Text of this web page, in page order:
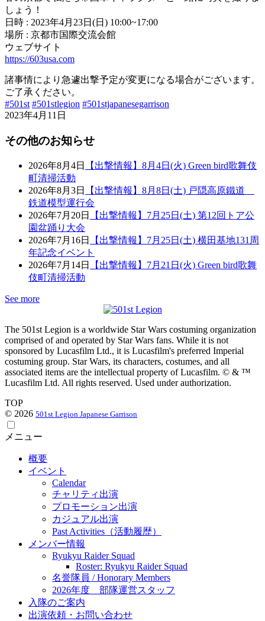
しょう！
日時 : 2023年4月23日(日) 10:00~17:00
場所 : 京都市国際交流会館
ウェブサイト
https://603usa.com
諸事情により急遽出撃予定が変更になる場合がございます。
ご了承ください。
#501st #501stlegion #501stjapanesegarrison
2023年4月11日
その他のお知らせ
2026年8月4日
【出撃情報】8月4日(火) Green bird歌舞伎
町清掃活動
2026年8月3日
【出撃情報】8月8日(土) 戸隠高原鐵道
鉄道模型運行会
2026年7月20日
【出撃情報】7月25日(土) 第12回トア公
園盆踊り大会
2026年7月16日
【出撃情報】7月25日(土) 横田基地131周
年記念イベント
2026年7月14日
【出撃情報】7月21日(火) Green bird歌舞
伎町清掃活動
See more
The 501st Legion is a worldwide Star Wars costuming organization
comprised of and operated by Star Wars fans. While it is not
sponsored by Lucasfilm Ltd., it is Lucasfilm's preferred Imperial
costuming group. Star Wars, its characters, costumes, and all
associated items are the intellectual property of Lucasfilm. © & ™
Lucasfilm Ltd. All rights reserved. Used under authorization.
TOP
© 2026 501st Legion Japanese Garrison
メニュー
概要
イベント
Calendar
チャリティ出演
プロモーション出演
カジュアル出演
Past Activities（活動履歴）
メンバー情報
Ryukyu Raider Squad
Roster: Ryukyu Raider Squad
名誉隊員 / Honorary Members
2026年度 部隊運営スタッフ
入隊のご案内
出演依頼・お問い合わせ